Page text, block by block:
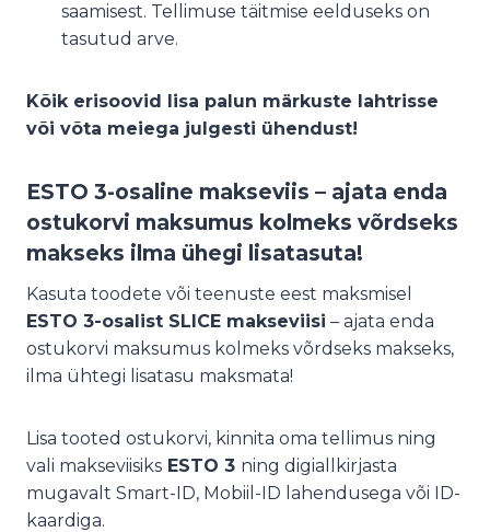
saamisest. Tellimuse täitmise eelduseks on
tasutud arve.
Kõik erisoovid lisa palun märkuste lahtrisse
või võta meiega julgesti ühendust!
ESTO 3-osaline makseviis – ajata enda
ostukorvi maksumus kolmeks võrdseks
makseks ilma ühegi lisatasuta!
Kasuta toodete või teenuste eest maksmisel
ESTO 3-osalist SLICE makseviisi – ajata enda
ostukorvi maksumus kolmeks võrdseks makseks,
ilma ühtegi lisatasu maksmata!
Lisa tooted ostukorvi, kinnita oma tellimus ning
vali makseviisiks ESTO 3 ning digiallkirjasta
mugavalt Smart-ID, Mobiil-ID lahendusega või ID-
kaardiga.